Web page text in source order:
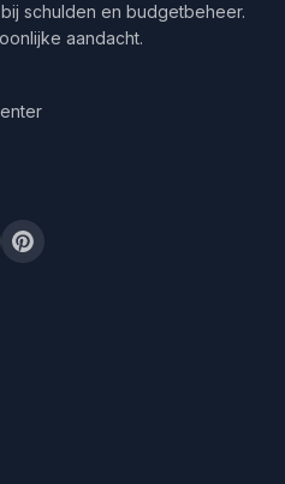
schulden en budgetbeheer.
aandacht.